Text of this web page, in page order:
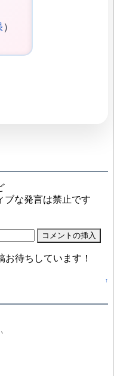
）
ブな発言は禁止です
待ちしています！
↑